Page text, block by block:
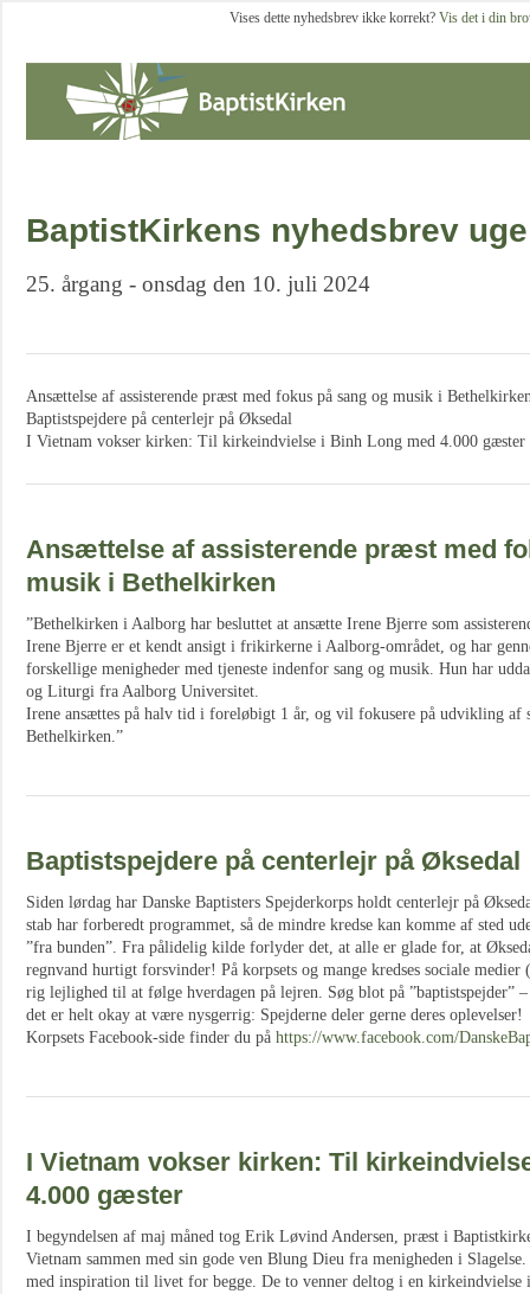
Vises dette nyhedsbrev ikke korrekt? Vis det i din
BaptistKirkens nyhedsbrev
25. årgang - onsdag den 10. juli 2024
Ansættelse af assisterende præst med fokus på sang og musik i
Baptistspejdere på centerlejr på Øksedal
I Vietnam vokser kirken: Til kirkeindvielse i Binh Long med 4.000 gæster
Ansættelse af assisterende præst med
musik i Bethelkirken
”Bethelkirken i Aalborg har besluttet at ansætte Irene Bjerre som
Irene Bjerre er et kendt ansigt i frikirkerne i Aalborg-området, og har
forskellige menigheder med tjeneste indenfor sang og musik. Hun har
og Liturgi fra Aalborg Universitet.
Irene ansættes på halv tid i foreløbigt 1 år, og vil fokusere på udvikling af
Bethelkirken.”
Baptistspejdere på centerlejr på Øksedal
Siden lørdag har Danske Baptisters Spejderkorps holdt centerlejr på
stab har forberedt programmet, så de mindre kredse kan komme af sted
”fra bunden”. Fra pålidelig kilde forlyder det, at alle er glade for, at
regnvand hurtigt forsvinder! På korpsets og mange kredses sociale medier
rig lejlighed til at følge hverdagen på lejren. Søg blot på ”baptistspejder”
det er helt okay at være nysgerrig: Spejderne deler gerne deres oplevelser!
Korpsets Facebook-side finder du på https://www.facebook.com/
I Vietnam vokser kirken: Til
4.000 gæster
I begyndelsen af maj måned tog Erik Løvind Andersen, præst i
Vietnam sammen med sin gode ven Blung Dieu fra menigheden i
med inspiration til livet for begge. De to venner deltog i en